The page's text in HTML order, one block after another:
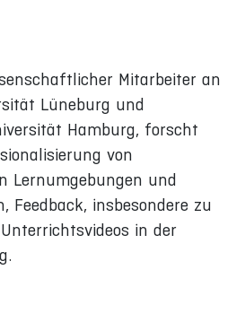
Mitarbeiter an
Lüneburg und
Hamburg, forscht
von
Lernumgebungen und
Feedback, insbesondere zu
in der